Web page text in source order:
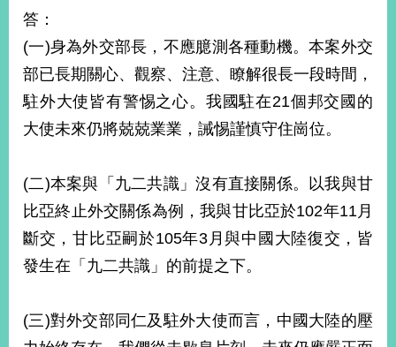
答：
(一)身為外交部長，不應臆測各種動機。本案外交
部已長期關心、觀察、注意、瞭解很長一段時間，
駐外大使皆有警惕之心。我國駐在21個邦交國的
大使未來仍將兢兢業業，誡惕謹慎守住崗位。
(二)本案與「九二共識」沒有直接關係。以我與甘
比亞終止外交關係為例，我與甘比亞於102年11月
斷交，甘比亞嗣於105年3月與中國大陸復交，皆
發生在「九二共識」的前提之下。
(三)對外交部同仁及駐外大使而言，中國大陸的壓